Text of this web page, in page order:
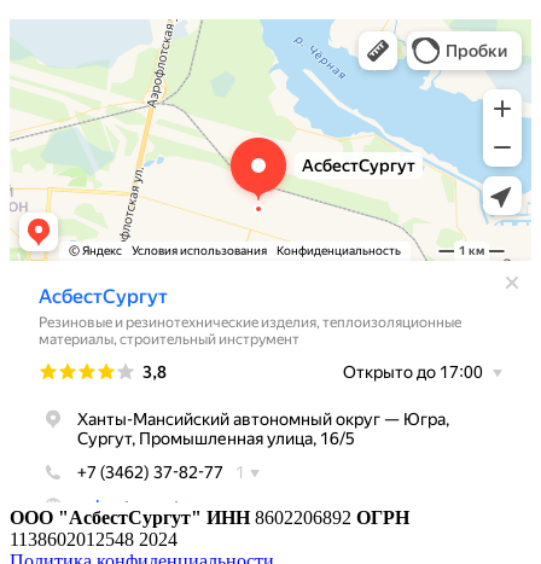
ООО "АсбестСургут" ИНН8602206892 ОГРН
1138602012548 2024